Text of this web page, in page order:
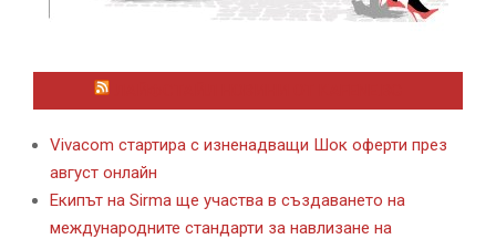
Vivacom стартира с изненадващи Шок оферти през
август онлайн
Екипът на Sirma ще участва в създаването на
международните стандарти за навлизане на